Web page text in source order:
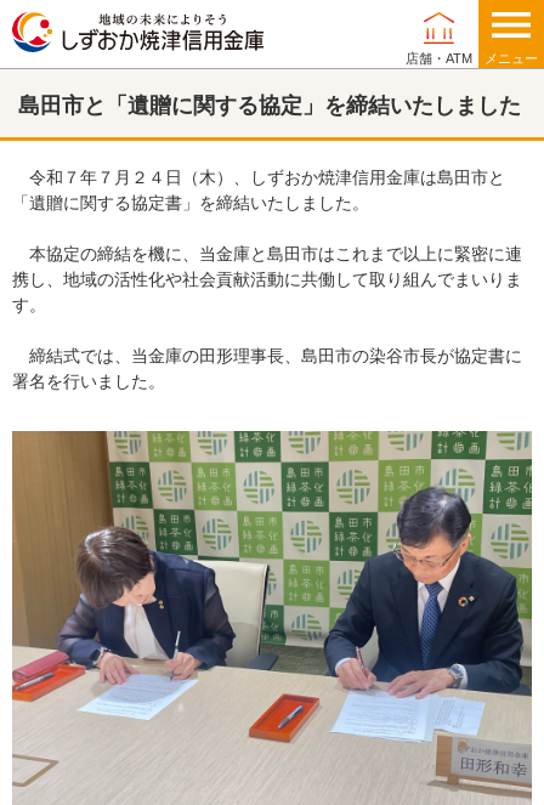
店舗・ATM メニュー
個人のお客さま
相談する
借りる
貯める
便利なサービス
法人・事業主のお客さま
当金庫について
島田市と「遺贈に関する協定」を締結いたしました
令和７年７月２４日（木）、しずおか焼津信用金庫は島田市と
「遺贈に関する協定書」を締結いたしました。
本協定の締結を機に、当金庫と島田市はこれまで以上に緊密に連
携し、地域の活性化や社会貢献活動に共働して取り組んでまいりま
す。
締結式では、当金庫の田形理事長、島田市の染谷市長が協定書に
署名を行いました。